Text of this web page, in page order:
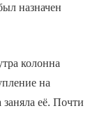
назначен
колонна
на
её. Почти